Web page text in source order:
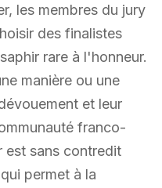
les membres du jury
des finalistes
rare à l'honneur.
manière ou une
et leur
franco-
est sans contredit
permet à la